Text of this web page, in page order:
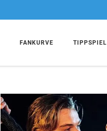
FANKURVE TIPPSPIEL